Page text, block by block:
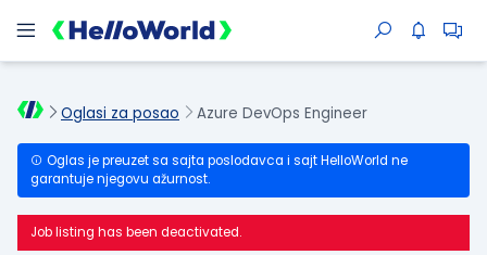
Oglasi za posao Azure DevOps Engineer
Oglas je preuzet sa sajta poslodavca i sajt HelloWorld ne
garantuje njegovu ažurnost.
Job listing has been deactivated.